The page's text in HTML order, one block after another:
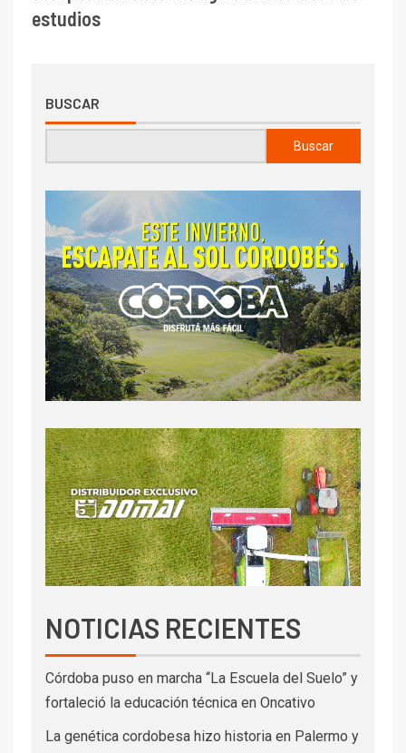
estudios
BUSCAR
Buscar
NOTICIAS RECIENTES
Córdoba puso en marcha “La Escuela del Suelo” y
fortaleció la educación técnica en Oncativo
La genética cordobesa hizo historia en Palermo y